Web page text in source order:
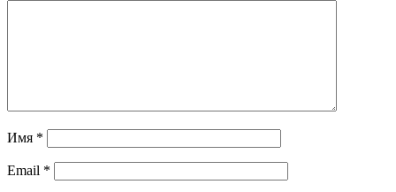
Имя *
Email *